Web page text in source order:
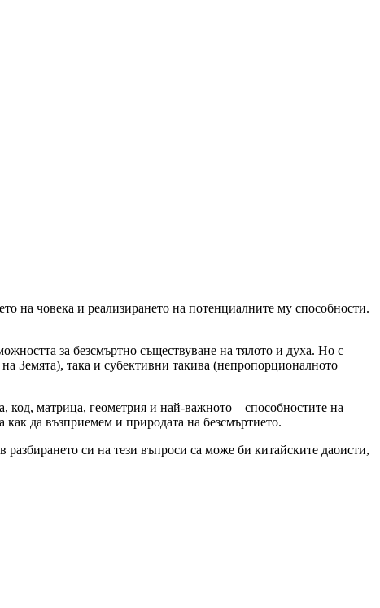
на човека и реализирането на потенциалните му способности.
за безсмъртно съществуване на тялото и духа. Но с
Земята), така и субективни такива (непропорционалното
код, матрица, геометрия и най-важното – способностите на
да възприемем и природата на безсмъртието.
си на тези въпроси са може би китайските даоисти,